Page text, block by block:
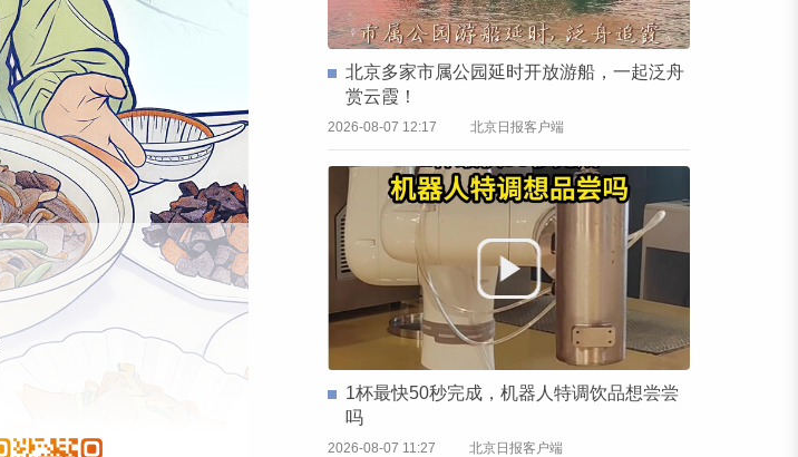
北京多家市属公园延时开放游船，一起泛舟
赏云霞！
2026-08-07 12:17 北京日报客户端
1杯最快50秒完成，机器人特调饮品想尝尝
吗
2026-08-07 11:27 北京日报客户端